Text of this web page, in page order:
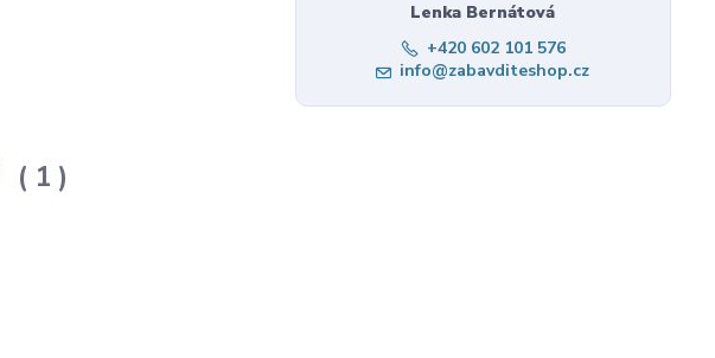
Lenka Bernátová
+420 602 101 576
info@zabavditeshop.cz
1